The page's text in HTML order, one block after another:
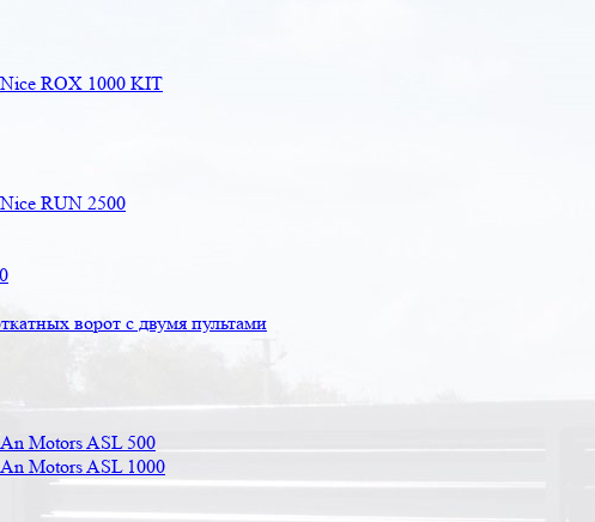
ROX 1000 KIT
RUN 2500
ворот с двумя пультами
Motors ASL 500
Motors ASL 1000